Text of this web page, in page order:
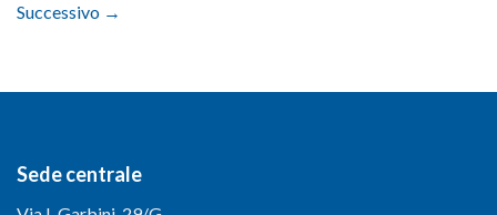
Successivo →
Sede centrale